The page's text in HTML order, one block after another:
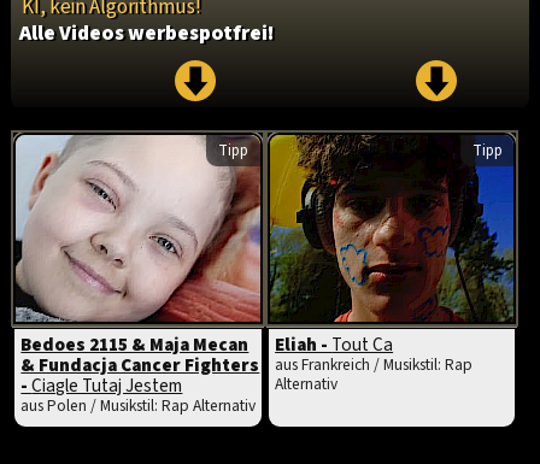
KI, kein Algorithmus!
Alle Videos werbespotfrei!
Tipp
Bedoes 2115 & Maja Mecan
& Fundacja Cancer Fighters
-Ciagle Tutaj Jestem
aus Polen / Musikstil: Rap Alternativ
Tipp
Eliah - Tout Ca
aus Frankreich / Musikstil: Rap
Alternativ